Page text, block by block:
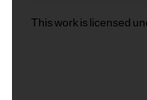
This work is licensed